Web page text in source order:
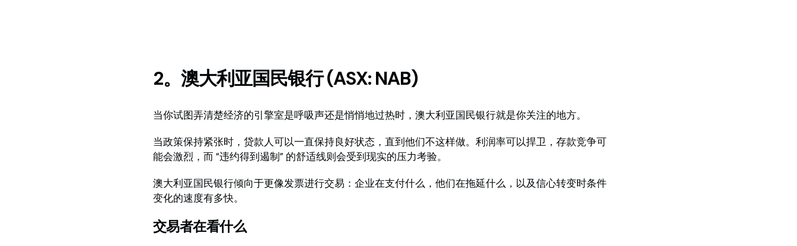
2。澳大利亚国民银行 (ASX: NAB)
当你试图弄清楚经济的引擎室是呼吸声还是悄悄地过热时，澳大利亚国民银行就是你关注的地方。
当政策保持紧张时，贷款人可以一直保持良好状态，直到他们不这样做。利润率可以捍卫，存款竞争可
能会激烈，而 “违约得到遏制” 的舒适线则会受到现实的压力考验。
澳大利亚国民银行倾向于更像发票进行交易：企业在支付什么，他们在拖延什么，以及信心转变时条件
变化的速度有多快。
交易者在看什么